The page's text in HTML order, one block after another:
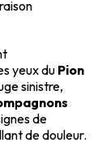
yeux du Pion
sinistre,
de
de douleur.